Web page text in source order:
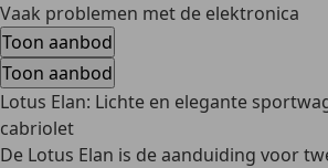
Vaak problemen met de elektronica
Toon aanbod
Toon aanbod
Lotus Elan: Lichte en elegante
cabriolet
De Lotus Elan is de aanduiding voor